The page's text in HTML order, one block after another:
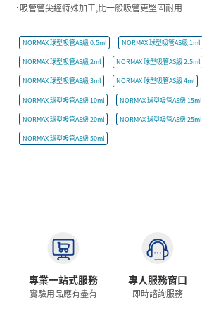
˙吸管管尖經特殊加工,比一般吸管更堅固耐用
NORMAX 球型吸管AS級 0.5ml NORMAX 球型吸管AS級 1ml
NORMAX 球型吸管AS級 2ml NORMAX 球型吸管AS級 2.5ml
NORMAX 球型吸管AS級 3ml NORMAX 球型吸管AS級 4ml
NORMAX 球型吸管AS級 10ml NORMAX 球型吸管AS級 15ml
NORMAX 球型吸管AS級 20ml NORMAX 球型吸管AS級 25ml
NORMAX 球型吸管AS級 50ml
專業一站式服務
實驗用品應有盡有
專人服務窗口
即時諮詢服務